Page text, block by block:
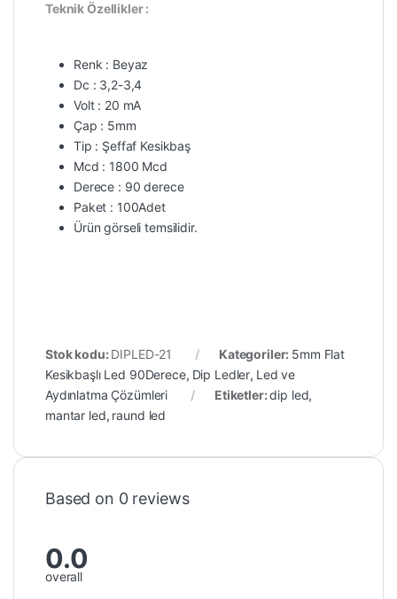
Teknik Özellikler :
Renk : Beyaz
Dc : 3,2-3,4
Volt : 20 mA
Çap : 5mm
Tip : Şeffaf Kesikbaş
Mcd : 1800 Mcd
Derece : 90 derece
Paket : 100Adet
Ürün görseli temsilidir.
Stok kodu: DIPLED-21 Kategoriler: 5mm Flat
Kesikbaşlı Led 90Derece, Dip Ledler, Led ve
Aydınlatma Çözümleri
Etiketler:dip led,
mantar led, raund led
Based on 0 reviews
0.0
overall